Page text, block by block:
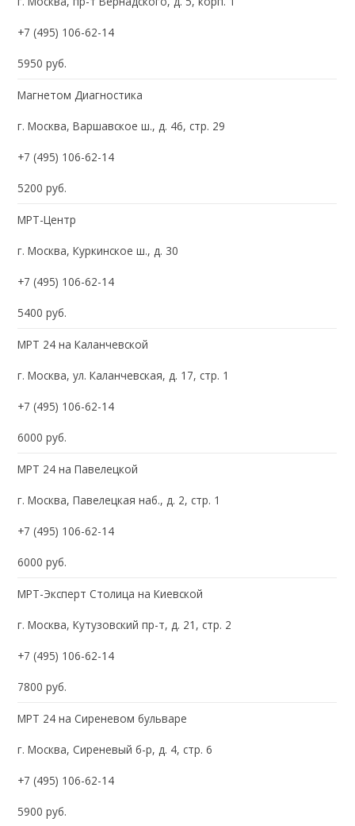
+7 (495) 106-62-14
5950 руб.
Магнетом Диагностика
г. Москва, Варшавское ш., д. 46, стр. 29
+7 (495) 106-62-14
5200 руб.
МРТ-Центр
г. Москва, Куркинское ш., д. 30
+7 (495) 106-62-14
5400 руб.
МРТ 24 на Каланчевской
г. Москва, ул. Каланчевская, д. 17, стр. 1
+7 (495) 106-62-14
6000 руб.
МРТ 24 на Павелецкой
г. Москва, Павелецкая наб., д. 2, стр. 1
+7 (495) 106-62-14
6000 руб.
МРТ-Эксперт Столица на Киевской
г. Москва, Кутузовский пр-т, д. 21, стр. 2
+7 (495) 106-62-14
7800 руб.
МРТ 24 на Сиреневом бульваре
г. Москва, Сиреневый б-р, д. 4, стр. 6
+7 (495) 106-62-14
5900 руб.